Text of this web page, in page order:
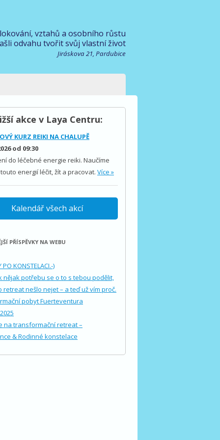
vztahů a osobního růstu
odvahu tvořit svůj vlastní život
Jiráskova 21, Pardubice
akce v Laya Centru:
KURZ REIKI NA CHALUPĚ
od 09:30
do léčebné energie reiki. Naučíme
energií léčit, žít a pracovat. Více »
Kalendář všech akcí
PŘÍSPĚVKY NA WEBU
PO KONSTELACI.-)
nějak potřebu se o to s tebou podělit,
retreat nešlo nejet – a teď už vím proč.
pobyt Fuerteventura
na transformační retreat –
& Rodinné konstelace